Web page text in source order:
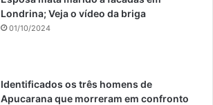
Londrina; Veja o vídeo da briga
01/10/2024
Identificados os três homens de
Apucarana que morreram em confronto